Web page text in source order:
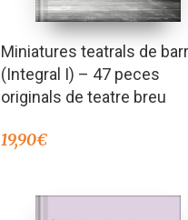
Miniatures teatrals de
(Integral I) – 47 peces
originals de teatre breu
19,90€